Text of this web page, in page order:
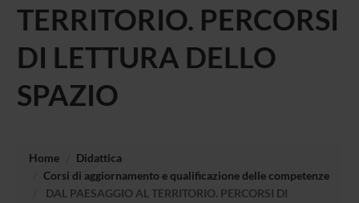
TERRITORIO. PERCORSI
DI LETTURA DELLO
SPAZIO
Home
Didattica
Corsi di aggiornamento e qualificazione delle competenze
DAL PAESAGGIO AL TERRITORIO. PERCORSI DI